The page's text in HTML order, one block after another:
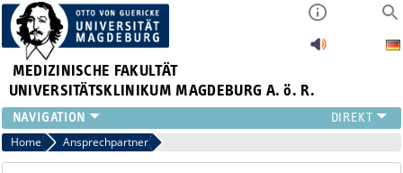
MEDIZINISCHE FAKULTÄT
UNIVERSITÄTSKLINIKUM MAGDEBURG A. ö. R.
INSTITUTE
KLINIKEN
Home Ansprechpartner